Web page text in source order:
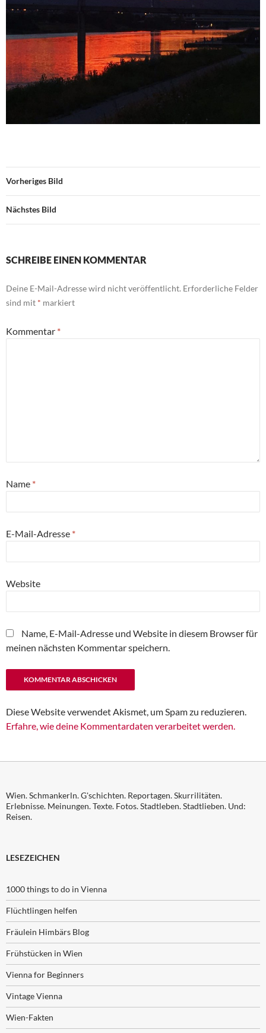
Vorheriges Bild
Nächstes Bild
SCHREIBE EINEN KOMMENTAR
Deine E-Mail-Adresse wird nicht veröffentlicht. Erforderliche Felder
sind mit * markiert
Kommentar *
Name *
E-Mail-Adresse *
Website
Name, E-Mail-Adresse und Website in diesem Browser für
meinen nächsten Kommentar speichern.
Diese Website verwendet Akismet, um Spam zu reduzieren.
Erfahre, wie deine Kommentardaten verarbeitet werden.
Wien. Schmankerln. G'schichten. Reportagen. Skurrilitäten.
Erlebnisse. Meinungen. Texte. Fotos. Stadtleben. Stadtlieben. Und:
Reisen.
LESEZEICHEN
1000 things to do in Vienna
Flüchtlingen helfen
Fräulein Himbärs Blog
Frühstücken in Wien
Vienna for Beginners
Vintage Vienna
Wien-Fakten